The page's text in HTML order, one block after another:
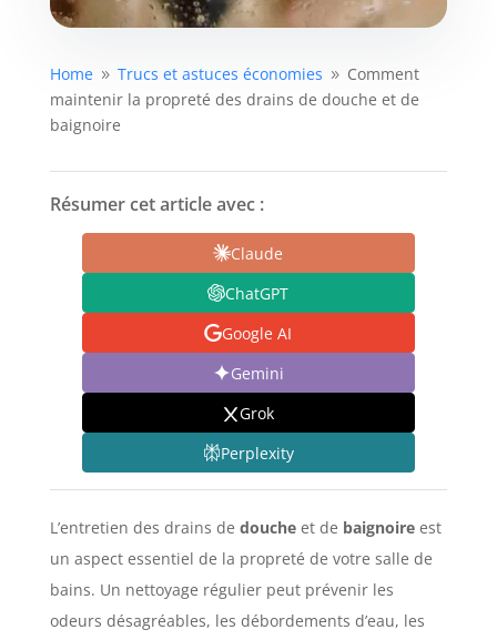
Home 9 Trucs et astuces économies 9 Comment
maintenir la propreté des drains de douche et de
baignoire
Résumer cet article avec :
Claude
ChatGPT
Google AI
Gemini
Grok
Perplexity
L’entretien des drains de doucheet de baignoireest
un aspect essentiel de la propreté de votre salle de
bains. Un nettoyage régulier peut prévenir les
odeurs désagréables, les débordements d’eau, les